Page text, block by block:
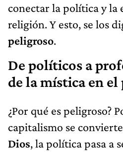
conectar la política y la
religión. Y esto, se los
peligroso.
De políticos a
de la mística en el
¿Por qué es peligroso?
capitalismo se
Dios, la política pasa a